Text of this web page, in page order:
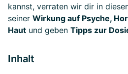
kannst, verraten wir dir in
seiner Wirkung auf Psyche,
Haut und geben Tipps zur
Inhalt